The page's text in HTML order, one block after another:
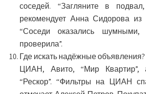
соседей. “Загляните в
рекомендует Анна Сидорова
“Соседи оказались
проверила”.
Где искать надёжные объявления?
ЦИАН, Авито, “Мир Квартир”,
“Рескор”. “Фильтры на ЦИАН